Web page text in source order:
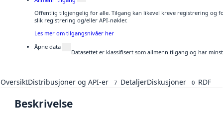
Offentlig tilgjengelig for alle. Tilgang kan likevel kreve registrering og
slik registrering og/eller API-nøkler.
Les mer om tilgangsnivåer her
Åpne data
Datasettet er klassifisert som allmenn tilgang og har
OversiktDistribusjoner og API-er 7 DetaljerDiskusjoner 0 RDF
Beskrivelse